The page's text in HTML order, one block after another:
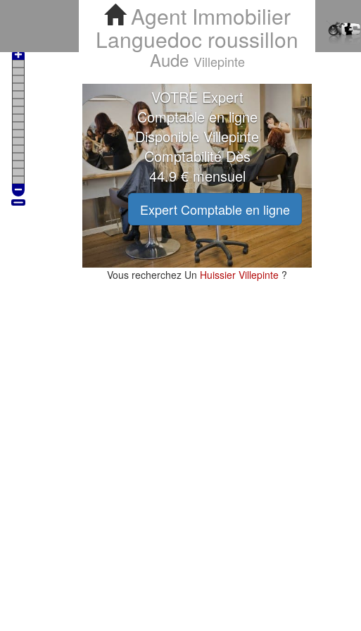
Agent Immobilier
Languedoc roussillon
Aude Villepinte
VOTRE Expert
Comptable en ligne
Disponible Villepinte
Comptabilité Dès
44.9 € mensuel
Expert Comptable en ligne
Vous recherchez Un Huissier Villepinte ?
Agent Immobilier Villepinte